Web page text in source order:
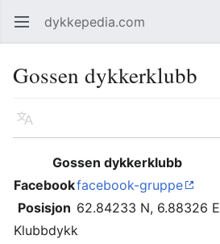
Åpne hovedmenyen dykkepedia.com
Gossen dykkerklubb
Språk
Gossen dykkerklubb
Facebookfacebook-gruppe
Posisjon 62.84233 N, 6.88326 E
Klubbdykk